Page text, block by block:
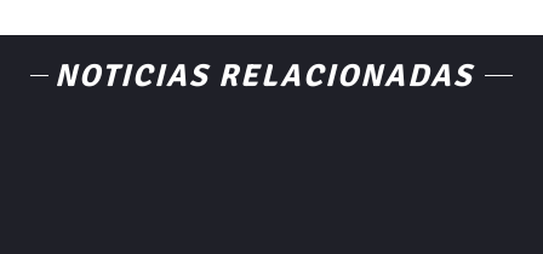
NOTICIAS RELACIONADAS